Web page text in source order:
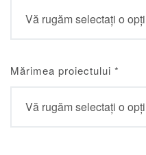
Mărimea proiectului *